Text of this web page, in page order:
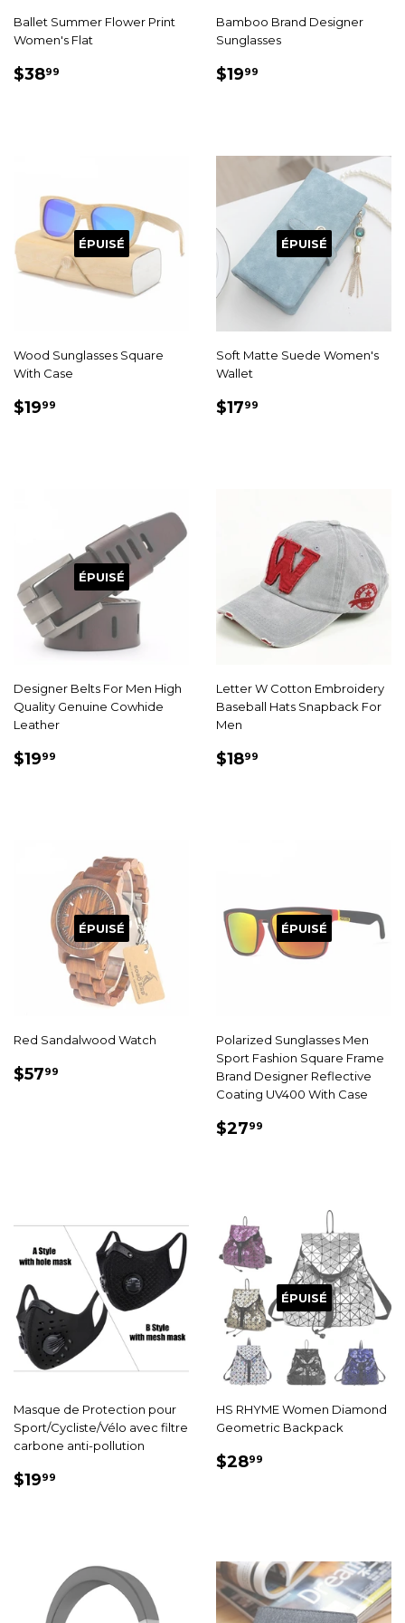
Ballet Summer Flower Print
Women's Flat
PRIX
$3899
Bamboo Brand Designer
Sunglasses
PRIX
$1999
ÉPUISÉ
Wood Sunglasses Square
With Case
PRIX
$1999
ÉPUISÉ
Soft Matte Suede Women's
Wallet
PRIX
$1799
ÉPUISÉ
Designer Belts For Men High
Quality Genuine Cowhide
Leather
PRIX
$1999
Letter W Cotton Embroidery
Baseball Hats Snapback For
Men
PRIX
$1899
ÉPUISÉ
Red Sandalwood Watch
PRIX
$5799
ÉPUISÉ
Polarized Sunglasses Men
Sport Fashion Square Frame
Brand Designer Reflective
Coating UV400 With Case
PRIX
$2799
Masque de Protection pour
Sport/Cycliste/Vélo avec filtre
carbone anti-pollution
PRIX
$1999
ÉPUISÉ
HS RHYME Women Diamond
Geometric Backpack
PRIX
$2899